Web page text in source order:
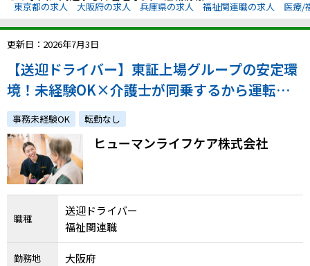
東京都の求人 大阪府の求人 兵庫県の求人 福祉関連職の求人 医療/
更新日：2026年7月3日
【送迎ドライバー】東証上場グループの安定環
境！未経験OK×介護士が同乗するから運転に
集中できる環境です◎
事務未経験OK 転勤なし
ヒューマンライフケア株式会社
職種
送迎ドライバー
福祉関連職
勤務地 大阪府